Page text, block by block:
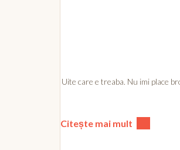
Uite care e treaba. Nu imi place
Citește mai mult